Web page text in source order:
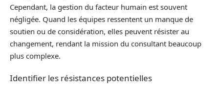
Cependant, la gestion du facteur humain est souvent
négligée. Quand les équipes ressentent un manque de
soutien ou de considération, elles peuvent résister au
changement, rendant la mission du consultant beaucoup
plus complexe.
Identifier les résistances potentielles